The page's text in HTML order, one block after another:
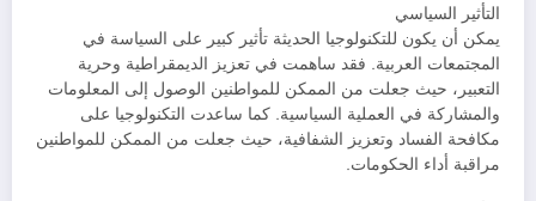
التأثير السياسي
يمكن أن يكون للتكنولوجيا الحديثة تأثير كبير على السياسة في
المجتمعات العربية. فقد ساهمت في تعزيز الديمقراطية وحرية
التعبير، حيث جعلت من الممكن للمواطنين الوصول إلى المعلومات
والمشاركة في العملية السياسية. كما ساعدت التكنولوجيا على
مكافحة الفساد وتعزيز الشفافية، حيث جعلت من الممكن للمواطنين
مراقبة أداء الحكومات.